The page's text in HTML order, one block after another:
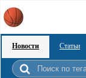
Новости Статьи